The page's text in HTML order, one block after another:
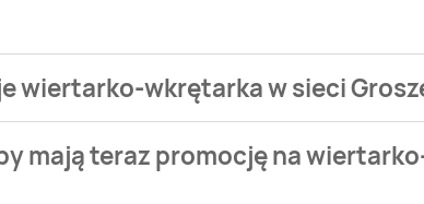
wiertarko-wkrętarka w sieci
w sieci Groszek.
mają teraz promocję na